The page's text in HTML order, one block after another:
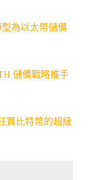
為以太幣儲備
儲備戰略推手
買比特幣的超級